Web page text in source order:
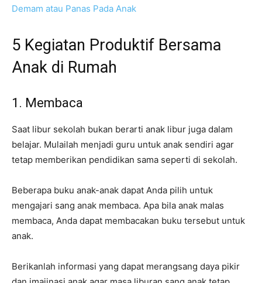
Demam atau Panas Pada Anak
5 Kegiatan Produktif Bersama
Anak di Rumah
1. Membaca
Saat libur sekolah bukan berarti anak libur juga dalam
belajar. Mulailah menjadi guru untuk anak sendiri agar
tetap memberikan pendidikan sama seperti di sekolah.
Beberapa buku anak-anak dapat Anda pilih untuk
mengajari sang anak membaca. Apa bila anak malas
membaca, Anda dapat membacakan buku tersebut untuk
anak.
Berikanlah informasi yang dapat merangsang daya pikir